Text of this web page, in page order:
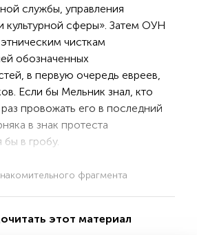
службы, управления
культурной сферы». Затем ОУН
чисткам
обозначенных
в первую очередь евреев,
Если бы Мельник знал, кто
провожать его в последний
в знак протеста
бы в гробу.
фрагмента
этот материал